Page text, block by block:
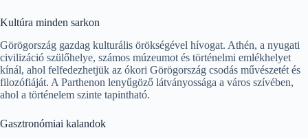
Kultúra minden sarkon
Görögország gazdag kulturális örökségével hívogat. Athén, a nyugati
civilizáció szülőhelye, számos múzeumot és történelmi emlékhelyet
kínál, ahol felfedezhetjük az ókori Görögország csodás művészetét és
filozófiáját. A Parthenon lenyűgöző látványossága a város szívében,
ahol a történelem szinte tapintható.
Gasztronómiai kalandok